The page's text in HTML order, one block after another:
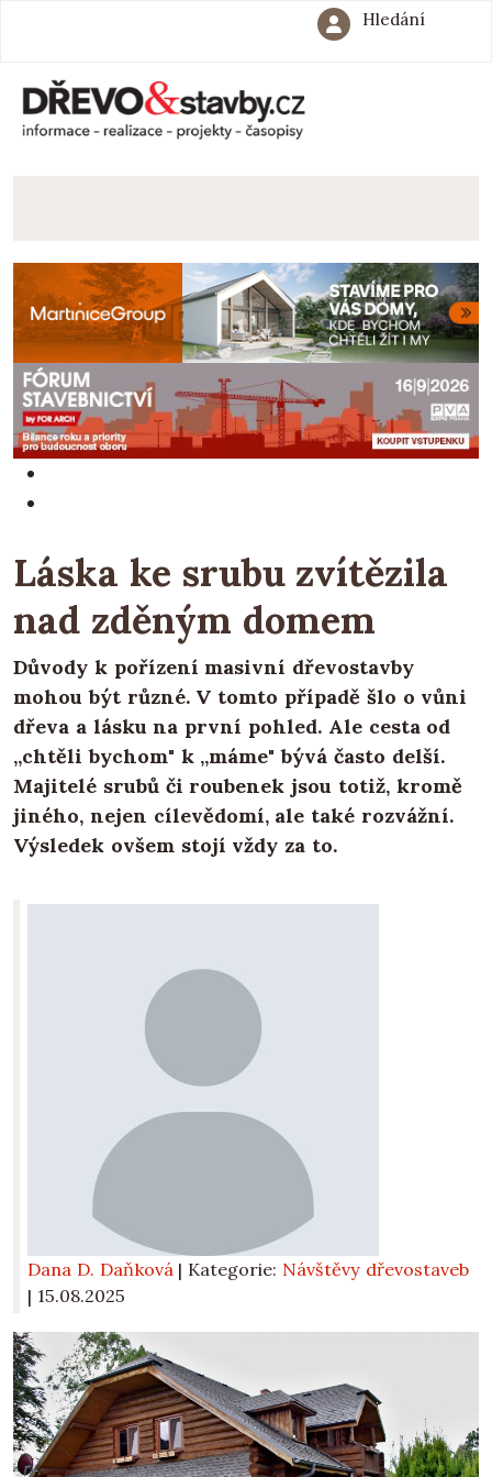
Hledání
Láska ke srubu zvítězila
nad zděným domem
Důvody k pořízení masivní dřevostavby
mohou být různé. V tomto případě šlo o vůni
dřeva a lásku na první pohled. Ale cesta od
„chtěli bychom" k „máme" bývá často delší.
Majitelé srubů či roubenek jsou totiž, kromě
jiného, nejen cílevědomí, ale také rozvážní.
Výsledek ovšem stojí vždy za to.
Dana D. Daňková | Kategorie: Návštěvy dřevostaveb
| 15.08.2025